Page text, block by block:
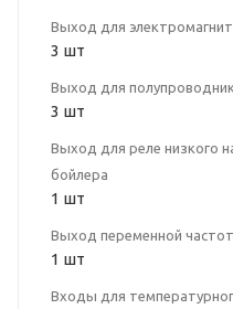
Выход для
3 шт
Выход для
3 шт
Выход для реле низкого
бойлера
1 шт
Выход переменной
1 шт
Входы для